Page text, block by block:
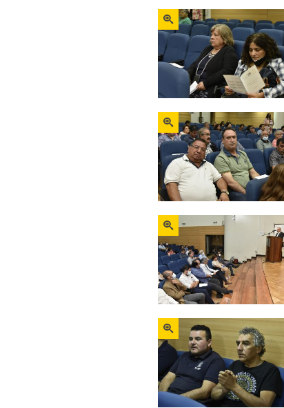
Zoom
Zoom
Zoom
Zoom